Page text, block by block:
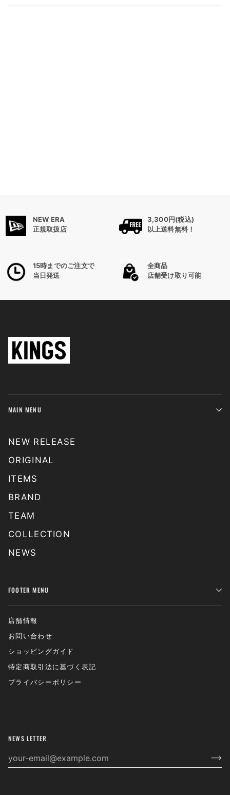
NEW ERA
正規取扱店
3,300円(税込)
以上送料無料！
15時までのご注文で
当日発送
全商品
店舗受け取り可能
MAIN MENU
NEW RELEASE
ORIGINAL
ITEMS
BRAND
TEAM
COLLECTION
NEWS
FOOTER MENU
店舗情報
お問い合わせ
ショッピングガイド
特定商取引法に基づく表記
プライバシーポリシー
NEWS LETTER